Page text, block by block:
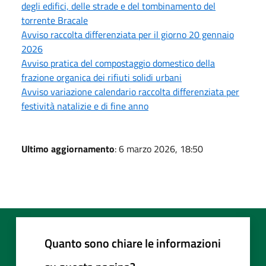
degli edifici, delle strade e del tombinamento del
torrente Bracale
Avviso raccolta differenziata per il giorno 20 gennaio
2026
Avviso pratica del compostaggio domestico della
frazione organica dei rifiuti solidi urbani
Avviso variazione calendario raccolta differenziata per
festività natalizie e di fine anno
Ultimo aggiornamento: 6 marzo 2026, 18:50
Quanto sono chiare le informazioni